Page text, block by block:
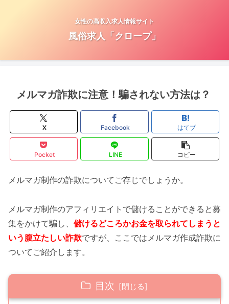
女性の高収入求人情報サイト
風俗求人「クロープ」
メルマガ詐欺に注意！騙されない方法は？
X Facebook はてブ
Pocket LINE コピー
メルマガ制作の詐欺についてご存じでしょうか。
メルマガ制作のアフィリエイトで儲けることができると募
集をかけて騙し、 儲けるどころかお金を取られてしまうと
いう腹立たしい詐欺ですが、ここではメルマガ作成詐欺に
ついてご紹介します。
目次